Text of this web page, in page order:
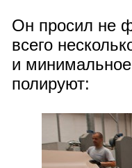
Он просил не
всего
и
полируют: